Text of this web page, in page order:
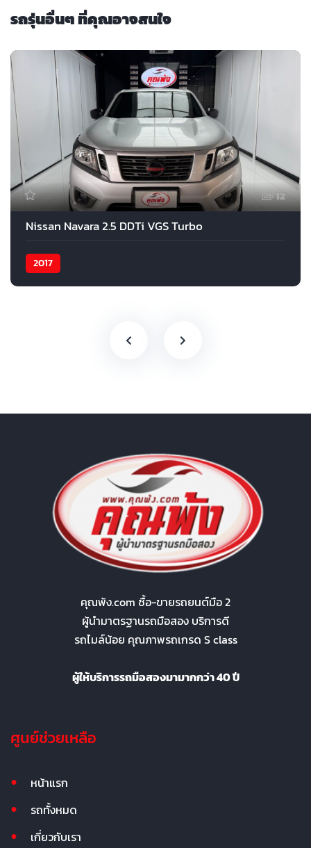
รถรุ่นอื่นๆ ที่คุณอาจสนใจ
12
Nissan Navara 2.5 DDTi VGS Turbo
2017
คุณพ้ง.com ซื้อ-ขายรถยนต์มือ 2
ผู้นำมาตรฐานรถมือสอง บริการดี
รถไมล์น้อย คุณภาพรถเกรด S class
ผู้ให้บริการรถมือสองมามากกว่า 40 ปี
ศูนย์ช่วยเหลือ
หน้าแรก
รถทั้งหมด
เกี่ยวกับเรา